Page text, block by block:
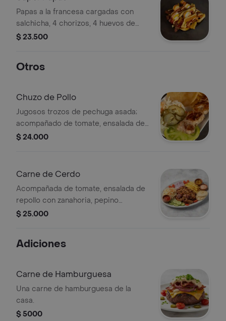
Papas a la francesa cargadas con
salchicha, 4 chorizos, 4 huevos de
codorniz, tocineta y queso;
$ 23.500
Otros
Chuzo de Pollo
Jugosos trozos de pechuga asada;
acompañado de tomate, ensalada de
repollo con zanahoria, pepino
piña.
$ 24.000
Carne de Cerdo
Acompañada de tomate, ensalada de
repollo con zanahoria, pepino
agridulce, cebolla cruda, papas a la
$ 25.000
Adiciones
Carne de Hamburguesa
Una carne de hamburguesa de la
casa.
$ 5000